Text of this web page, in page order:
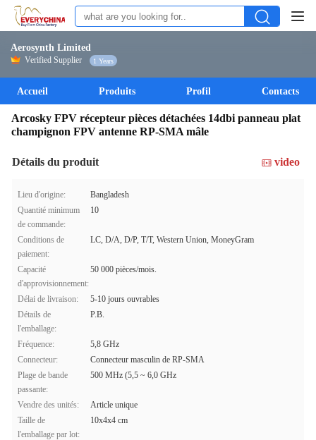
Aerosynth Limited
Verified Supplier 1 Years
Accueil Produits Profil Contacts
Arcosky FPV récepteur pièces détachées 14dbi panneau plat
champignon FPV antenne RP-SMA mâle
Détails du produit video
Lieu d'origine:
Bangladesh
Quantité minimum
de commande:
10
Conditions de
paiement:
LC, D/A, D/P, T/T, Western Union, MoneyGram
Capacité
d'approvisionnement:
50 000 pièces/mois.
Délai de livraison:
5-10 jours ouvrables
Détails de
l'emballage:
P.B.
Fréquence:
5,8 GHz
Connecteur:
Connecteur masculin de RP-SMA
Plage de bande
passante:
500 MHz (5,5 ~ 6,0 GHz
Vendre des unités:
Article unique
Taille de
l'emballage par lot:
10x4x4 cm